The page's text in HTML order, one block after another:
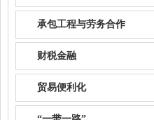
承包工程与劳务合作
财税金融
贸易便利化